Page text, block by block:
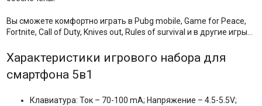
Вы сможете комфортно играть в Pubg mobile, Game for Peace,
Fortnite, Call of Duty, Knives out, Rules of survival и в другие игры…
Характеристики игрового набора для
смартфона 5в1
Клавиатура: Ток – 70-100 mA; Напряжение – 4.5-5.5V;